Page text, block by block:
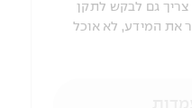
צריך גם לבקש לתקן
את המידע, לא אוכל